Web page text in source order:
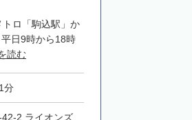
ロ「駒込駅」か
日9時から18時
読む
分
2 ライオンズ